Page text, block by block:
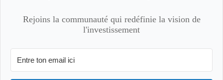
Rejoins la communauté qui redéfinie la vision de
l'investissement